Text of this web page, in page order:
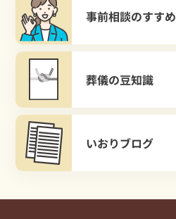
事前相談のすすめ
葬儀の豆知識
いおりブログ